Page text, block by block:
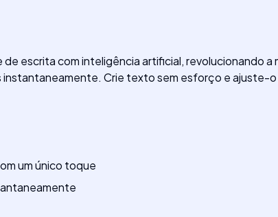
escrita com inteligência artificial, revolucionando
Crie texto sem esforço e ajuste-
um único toque